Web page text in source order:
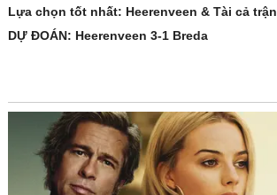
Lựa chọn tốt nhất: Heerenveen & Tài cả trận
DỰ ĐOÁN: Heerenveen 3-1 Breda